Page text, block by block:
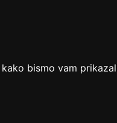
bismo vam